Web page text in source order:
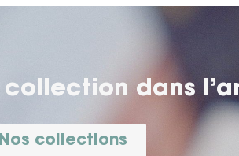
collection dans
Nos collections